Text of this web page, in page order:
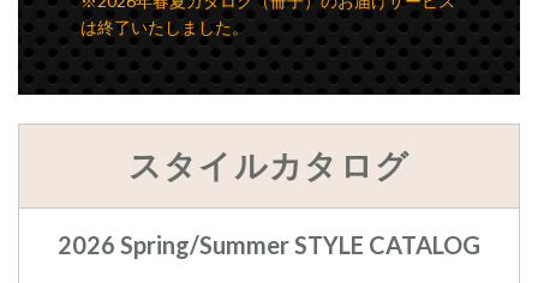
は終了いたしました。
スタイルカタログ
2026 Spring/Summer STYLE CATALOG